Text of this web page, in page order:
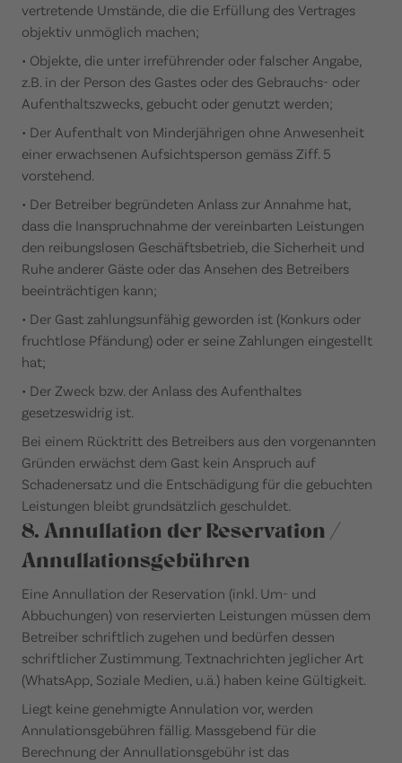
vertretende Umstände, die die Erfüllung des Vertrages
objektiv unmöglich machen;
• Objekte, die unter irreführender oder falscher Angabe,
z.B. in der Person des Gastes oder des Gebrauchs- oder
Aufenthaltszwecks, gebucht oder genutzt werden;
• Der Aufenthalt von Minderjährigen ohne Anwesenheit
einer erwachsenen Aufsichtsperson gemäss Ziff. 5
vorstehend.
• Der Betreiber begründeten Anlass zur Annahme hat,
dass die Inanspruchnahme der vereinbarten Leistungen
den reibungslosen Geschäftsbetrieb, die Sicherheit und
Ruhe anderer Gäste oder das Ansehen des Betreibers
beeinträchtigen kann;
• Der Gast zahlungsunfähig geworden ist (Konkurs oder
fruchtlose Pfändung) oder er seine Zahlungen eingestellt
hat;
• Der Zweck bzw. der Anlass des Aufenthaltes
gesetzeswidrig ist.
Bei einem Rücktritt des Betreibers aus den vorgenannten
Gründen erwächst dem Gast kein Anspruch auf
Schadenersatz und die Entschädigung für die gebuchten
Leistungen bleibt grundsätzlich geschuldet.
8. Annullation der Reservation /
Annullationsgebühren
Eine Annullation der Reservation (inkl. Um- und
Abbuchungen) von reservierten Leistungen müssen dem
Betreiber schriftlich zugehen und bedürfen dessen
schriftlicher Zustimmung. Textnachrichten jeglicher Art
(WhatsApp, Soziale Medien, u.ä.) haben keine Gültigkeit.
Liegt keine genehmigte Annulation vor, werden
Annulationsgebühren fällig. Massgebend für die
Berechnung der Annullationsgebühr ist das